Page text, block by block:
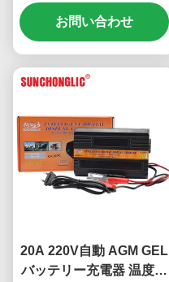
電器
お問い合わせ
20A 220V自動 AGM GEL
バッテリー充電器 温度制